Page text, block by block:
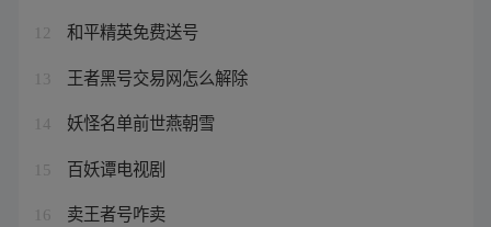
12 和平精英免费送号
13 王者黑号交易网怎么解除
14 妖怪名单前世燕朝雪
15 百妖谭电视剧
16 卖王者号咋卖